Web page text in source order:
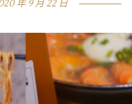
年 9 月 22 日